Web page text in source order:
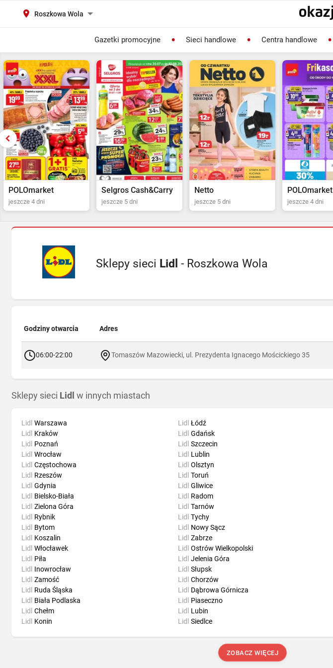
Roszkowa Wola
Gazetki promocyjne Sieci handlowe Centra handlowe
POLOmarket
jeszcze 4 dni
Selgros Cash&Carry
jeszcze 5 dni
Netto
jeszcze 5 dni
POLOmarket
jeszcze 4 dni
Sklepy sieci Lidl - Roszkowa Wola
Godziny otwarcia Adres
06:00-22:00 Tomaszów Mazowiecki, ul. Prezydenta Ignacego Mościckiego 35
Sklepy sieci Lidl w innych miastach
Lidl Warszawa
Lidl Kraków
Lidl Poznań
Lidl Wrocław
Lidl Łódź
Lidl Gdańsk
Lidl Szczecin
Lidl Lublin
Lidl Częstochowa
Lidl Rzeszów
Lidl Gdynia
Lidl Bielsko-Biała
Lidl Olsztyn
Lidl Toruń
Lidl Gliwice
Lidl Radom
Lidl Zielona Góra
Lidl Rybnik
Lidl Bytom
Lidl Koszalin
Lidl Tarnów
Lidl Tychy
Lidl Nowy Sącz
Lidl Zabrze
Lidl Włocławek
Lidl Piła
Lidl Inowrocław
Lidl Zamość
Lidl Ostrów Wielkopolski
Lidl Jelenia Góra
Lidl Słupsk
Lidl Chorzów
Lidl Ruda Śląska
Lidl Biała Podlaska
Lidl Chełm
Lidl Konin
Lidl Dąbrowa Górnicza
Lidl Piaseczno
Lidl Lubin
Lidl Siedlce
ZOBACZ WIĘCEJ